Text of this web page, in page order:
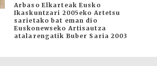
Arbaso Elkarteak Eusko
Ikaskuntzari 2005eko Artetsu
sarietako bat eman dio
Euskonewseko Artisautza
atalarengatik Buber Saria 2003